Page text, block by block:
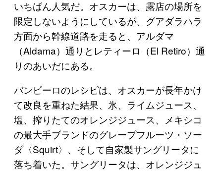
いちばん人気だ。オスカーは、露店の場所を
限定しないようにしているが、グアダラハラ
方面から幹線道路を走ると、アルダマ
（Aldama）通りとレティーロ（El Retiro）通
りのあいだにある。
バンピーロのレシピは、オスカーが長年かけ
て改良を重ねた結果、氷、ライムジュース、
塩、搾りたてのオレンジジュース、メキシコ
の最大手ブランドのグレープフルーツ・ソー
ダ〈Squirt〉、そして自家製サングリータに
落ち着いた。サングリータは、オレンジジュ